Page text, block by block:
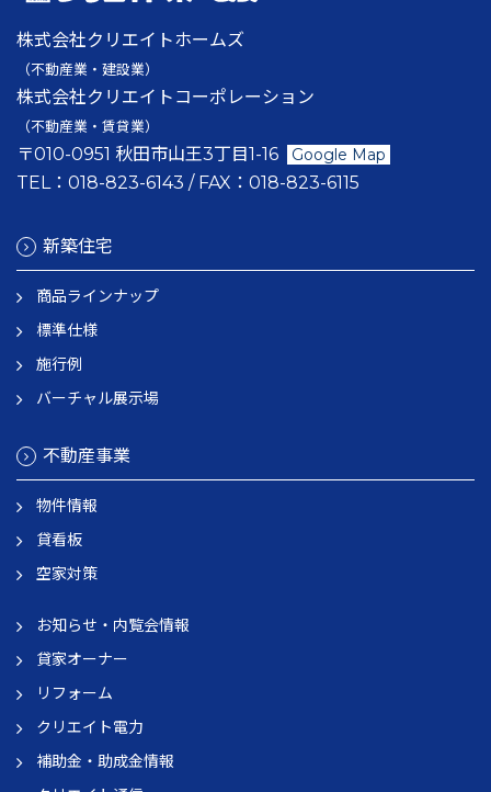
株式会社クリエイトホームズ
（不動産業・建設業）
株式会社クリエイトコーポレーション
（不動産業・賃貸業）
〒010-0951 秋田市山王3丁目1-16 Google Map
TEL： 018-823-6143 / FAX： 018-823-6115
新築住宅
商品ラインナップ
標準仕様
施行例
バーチャル展示場
不動産事業
物件情報
貸看板
空家対策
お知らせ・内覧会情報
貸家オーナー
リフォーム
クリエイト電力
補助金・助成金情報